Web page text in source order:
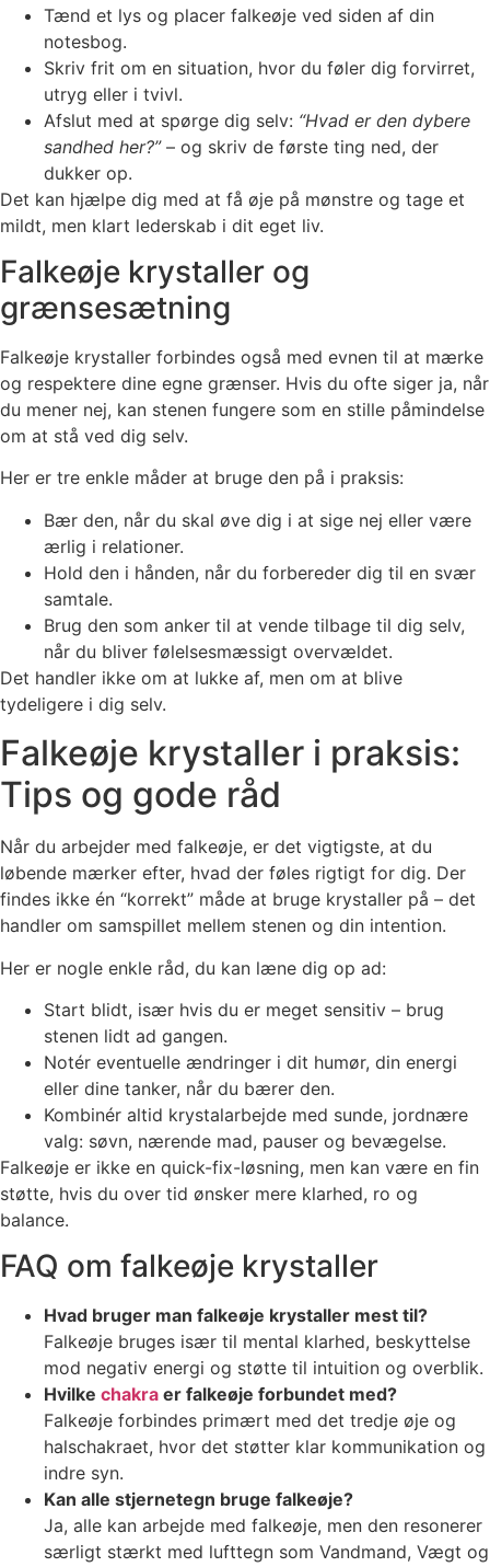
Tænd et lys og placer falkeøje ved siden af din
notesbog.
Skriv frit om en situation, hvor du føler dig forvirret,
utryg eller i tvivl.
Afslut med at spørge dig selv: “Hvad er den dybere
sandhed her?”– og skriv de første ting ned, der
dukker op.
Det kan hjælpe dig med at få øje på mønstre og tage et
mildt, men klart lederskab i dit eget liv.
Falkeøje krystaller og
grænsesætning
Falkeøje krystaller forbindes også med evnen til at mærke
og respektere dine egne grænser. Hvis du ofte siger ja, når
du mener nej, kan stenen fungere som en stille påmindelse
om at stå ved dig selv.
Her er tre enkle måder at bruge den på i praksis:
Bær den, når du skal øve dig i at sige nej eller være
ærlig i relationer.
Hold den i hånden, når du forbereder dig til en svær
samtale.
Brug den som anker til at vende tilbage til dig selv,
når du bliver følelsesmæssigt overvældet.
Det handler ikke om at lukke af, men om at blive
tydeligere i dig selv.
Falkeøje krystaller i praksis:
Tips og gode råd
Når du arbejder med falkeøje, er det vigtigste, at du
løbende mærker efter, hvad der føles rigtigt for dig. Der
findes ikke én “korrekt” måde at bruge krystaller på – det
handler om samspillet mellem stenen og din intention.
Her er nogle enkle råd, du kan læne dig op ad:
Start blidt, især hvis du er meget sensitiv – brug
stenen lidt ad gangen.
Notér eventuelle ændringer i dit humør, din energi
eller dine tanker, når du bærer den.
Kombinér altid krystalarbejde med sunde, jordnære
valg: søvn, nærende mad, pauser og bevægelse.
Falkeøje er ikke en quick-fix-løsning, men kan være en fin
støtte, hvis du over tid ønsker mere klarhed, ro og
balance.
FAQ om falkeøje krystaller
Hvad bruger man falkeøje krystaller mest til?
Falkeøje bruges især til mental klarhed, beskyttelse
mod negativ energi og støtte til intuition og overblik.
Hvilke chakra er falkeøje forbundet med?
Falkeøje forbindes primært med det tredje øje og
halschakraet, hvor det støtter klar kommunikation og
indre syn.
Kan alle stjernetegn bruge falkeøje?
Ja, alle kan arbejde med falkeøje, men den resonerer
særligt stærkt med lufttegn som Vandmand, Vægt og